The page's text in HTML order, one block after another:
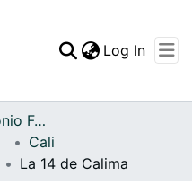
Statistics
Log In
Archivo del Patrimonio Fotográfico y Fílmico del Valle del Cauca
Cali
La 14 de Calima